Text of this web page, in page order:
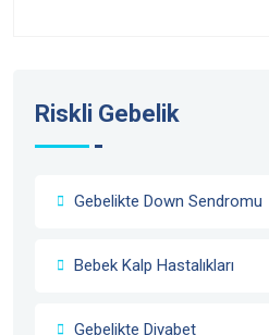
Riskli Gebelik
Gebelikte Down Sendromu
Bebek Kalp Hastalıkları
Gebelikte Diyabet